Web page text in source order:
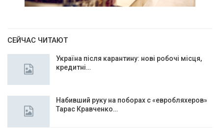
СЕЙЧАС ЧИТАЮТ
Україна після карантину: нові робочі місця,
кредитні…
Набивший руку на поборах с «евробляхеров»
Тарас Кравченко…